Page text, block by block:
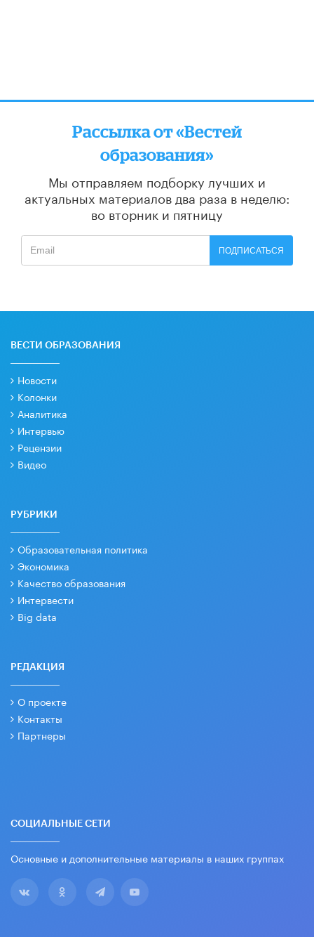
Рассылка от «Вестей
образования»
Мы отправляем подборку лучших и
актуальных материалов два раза в неделю:
во вторник и пятницу
ПОДПИСАТЬСЯ
ВЕСТИ ОБРАЗОВАНИЯ
Новости
Колонки
Аналитика
Интервью
Рецензии
Видео
РУБРИКИ
Образовательная политика
Экономика
Качество образования
Интервести
Big data
РЕДАКЦИЯ
О проекте
Контакты
Партнеры
СОЦИАЛЬНЫЕ СЕТИ
Основные и дополнительные материалы в наших группах